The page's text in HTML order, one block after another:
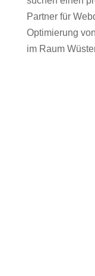
Partner für
Optimierung
im Raum